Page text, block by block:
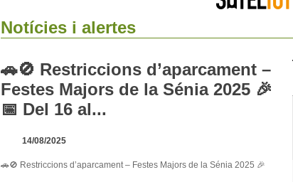
Notícies i alertes
🚗🚫 Restriccions d’aparcament –
Festes Majors de la Sénia 2025 🎉
📅 Del 16 al...
14/08/2025
🚗🚫 Restriccions d’aparcament – Festes Majors de la Sénia 2025 🎉